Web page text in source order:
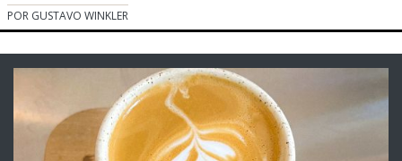
POR GUSTAVO WINKLER